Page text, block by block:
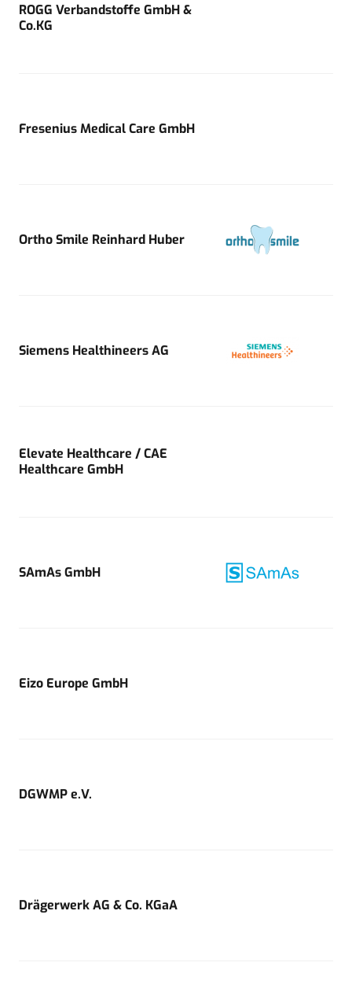
ROGG Verbandstoffe GmbH &
Co.KG
Fresenius Medical Care GmbH
Ortho Smile Reinhard Huber
Siemens Healthineers AG
Elevate Healthcare / CAE
Healthcare GmbH
SAmAs GmbH
Eizo Europe GmbH
DGWMP e.V.
Drägerwerk AG & Co. KGaA